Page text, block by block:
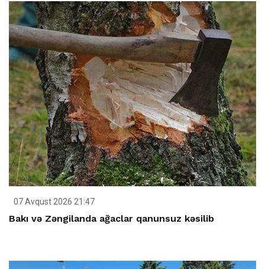
07 Avqust 2026 21:47
Bakı və Zəngilanda ağaclar qanunsuz kəsilib